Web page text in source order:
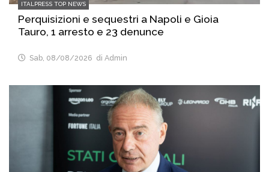
ITALPRESS TOP NEWS
Perquisizioni e sequestri a Napoli e Gioia
Tauro, 1 arresto e 23 denunce
Sab, 08/08/2026 di Admin